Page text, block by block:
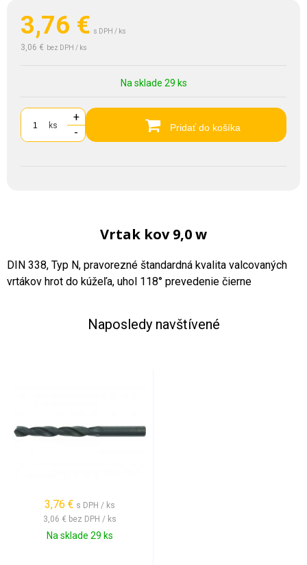
3,76 € s DPH / ks
3,06 € bez DPH / ks
Na sklade 29 ks
ks
+
-
Pridať do košíka
Vrtak kov 9,0 w
DIN 338, Typ N, pravorezné štandardná kvalita valcovaných
vrtákov hrot do kúžeľa, uhol 118° prevedenie čierne
Naposledy navštívené
3,76 € s DPH / ks
3,06 € bez DPH / ks
Na sklade 29 ks